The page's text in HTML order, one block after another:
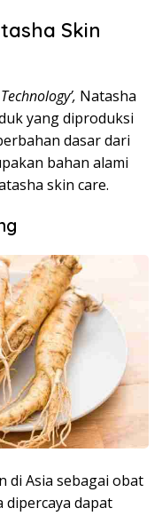
Skin
Natasha
yang diproduksi
dasar dari
bahan alami
skin care.
di Asia sebagai obat
dipercaya dapat